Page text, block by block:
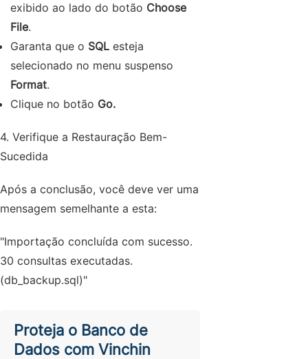
exibido ao lado do botão Choose
File.
Garanta que o SQL esteja
selecionado no menu suspenso
Format.
Clique no botão Go.
4. Verifique a Restauração Bem-
Sucedida
Após a conclusão, você deve ver uma
mensagem semelhante a esta:
"Importação concluída com sucesso.
30 consultas executadas.
(db_backup.sql)"
Proteja o Banco de
Dados com Vinchin